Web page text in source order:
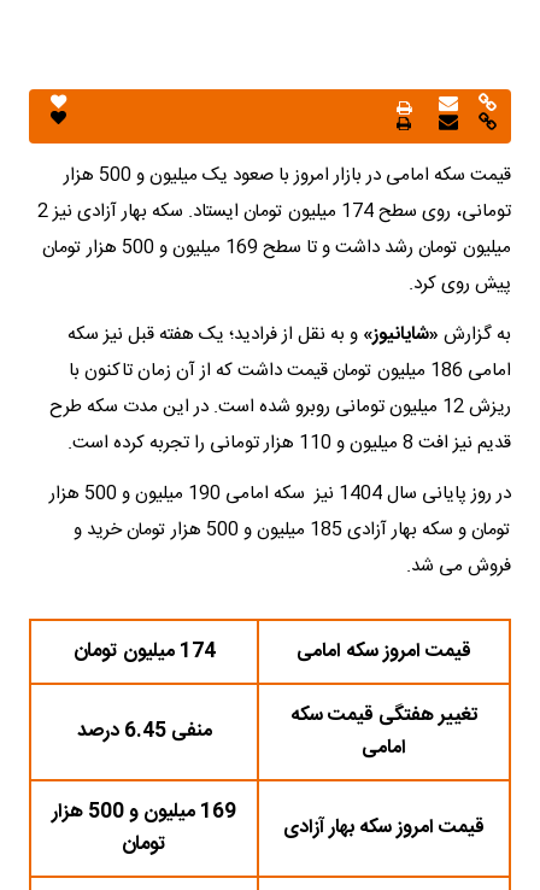
قیمت سکه امامی در بازار امروز با صعود یک میلیون و 500 هزار
تومانی، روی سطح 174 میلیون تومان ایستاد. سکه بهار آزادی نیز 2
میلیون تومان رشد داشت و تا سطح 169 میلیون و 500 هزار تومان
پیش روی کرد.
به گزارش «شایانیوز» و به نقل از فرادید؛ یک هفته قبل نیز سکه
امامی 186 میلیون تومان قیمت داشت که از آن زمان تاکنون با
ریزش 12 میلیون تومانی روبرو شده است. در این مدت سکه طرح
قدیم نیز افت 8 میلیون و 110 هزار تومانی را تجربه کرده است.
در روز پایانی سال 1404 نیز سکه امامی 190 میلیون و 500 هزار
تومان و سکه بهار آزادی 185 میلیون و 500 هزار تومان خرید و
فروش می شد.
قیمت امروز سکه امامی
174 میلیون تومان
تغییر هفتگی قیمت سکه
امامی
منفی 6.45 درصد
قیمت امروز سکه بهار آزادی
169 میلیون و 500 هزار
تومان